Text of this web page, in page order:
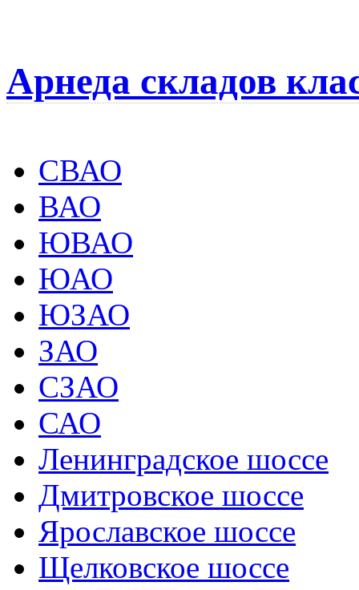
Арнеда складов
СВАО
ВАО
ЮВАО
ЮАО
ЮЗАО
ЗАО
СЗАО
САО
Ленинградское шоссе
Дмитровское шоссе
Ярославское шоссе
Щелковское шоссе